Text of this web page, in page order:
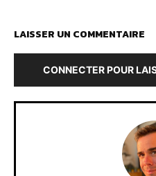
LAISSER UN COMMENTAIRE
CONNECTER POUR